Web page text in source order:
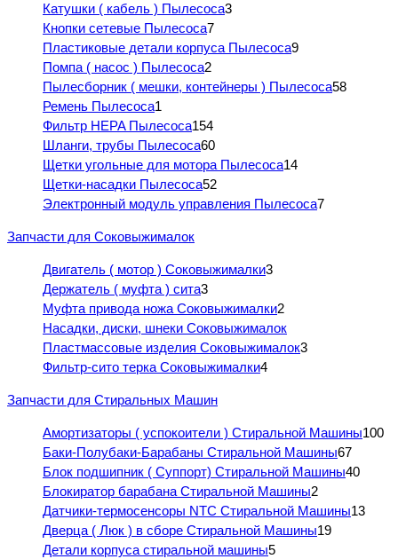
Катушки ( кабель ) Пылесоса3
Кнопки сетевые Пылесоса7
Пластиковые детали корпуса Пылесоса9
Помпа ( насос ) Пылесоса2
Пылесборник ( мешки, контейнеры ) Пылесоса58
Ремень Пылесоса1
Фильтр HEPA Пылесоса154
Шланги, трубы Пылесоса60
Щетки угольные для мотора Пылесоса14
Щетки-насадки Пылесоса52
Электронный модуль управления Пылесоса7
Запчасти для Соковыжималок
Двигатель ( мотор ) Соковыжималки3
Держатель ( муфта ) сита3
Муфта привода ножа Соковыжималки2
Насадки, диски, шнеки Соковыжималок
Пластмассовые изделия Соковыжималок3
Фильтр-сито терка Соковыжималки4
Запчасти для Стиральных Машин
Амортизаторы ( успокоители ) Стиральной Машины100
Баки-Полубаки-Барабаны Стиральной Машины67
Блок подшипник ( Суппорт) Стиральной Машины40
Блокиратор барабана Стиральной Машины2
Датчики-термосенсоры NTC Стиральной Машины13
Дверца ( Люк ) в сборе Стиральной Машины19
Детали корпуса стиральной машины5